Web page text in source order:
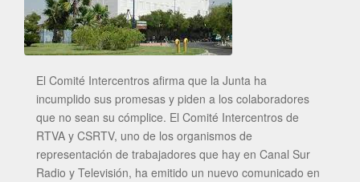
El Comité Intercentros afirma que la Junta ha
incumplido sus promesas y piden a los colaboradores
que no sean su cómplice. El Comité Intercentros de
RTVA y CSRTV, uno de los organismos de
representación de trabajadores que hay en Canal Sur
Radio y Televisión, ha emitido un nuevo comunicado en